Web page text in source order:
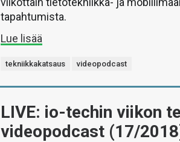
tapahtumista.
Lue lisää
tekniikkakatsaus videopodcast
LIVE: io-techin viikon
videopodcast (17/